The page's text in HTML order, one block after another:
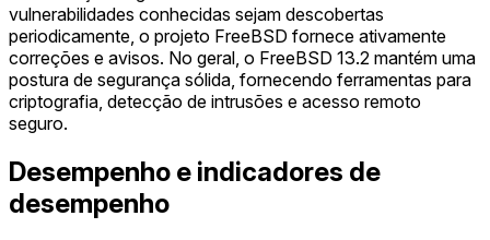
vulnerabilidades conhecidas sejam descobertas
periodicamente, o projeto FreeBSD fornece ativamente
correções e avisos. No geral, o FreeBSD 13.2 mantém uma
postura de segurança sólida, fornecendo ferramentas para
criptografia, detecção de intrusões e acesso remoto
seguro.
Desempenho e indicadores de
desempenho